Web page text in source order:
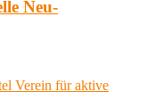
Neu-
Verein für aktive